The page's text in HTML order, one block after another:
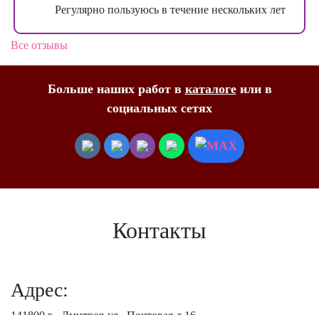
Регулярно пользуюсь в течение нескольких лет
Все отзывы
Больше наших работ в каталогеили в
социальных сетях
Контакты
Адрес: